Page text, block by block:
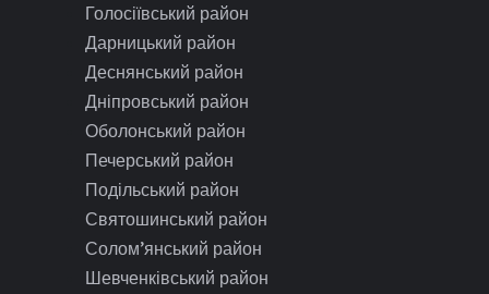
Голосіївський район
Дарницький район
Деснянський район
Дніпровський район
Оболонський район
Печерський район
Подільський район
Святошинський район
Солом’янський район
Шевченківський район